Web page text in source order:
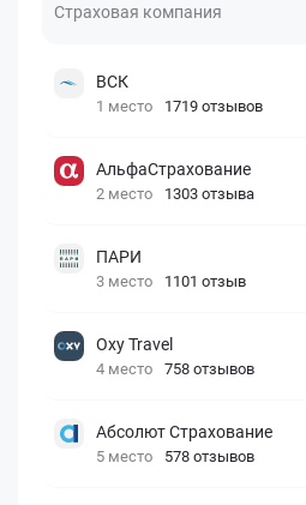
Страховая компания
ВСК
1 место 1719 отзывов
АльфаСтрахование
2 место 1303 отзыва
ПАРИ
3 место 1101 отзыв
Oxy Travel
4 место 758 отзывов
Абсолют Страхование
5 место 578 отзывов